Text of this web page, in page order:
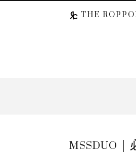
THE
MSSDUO